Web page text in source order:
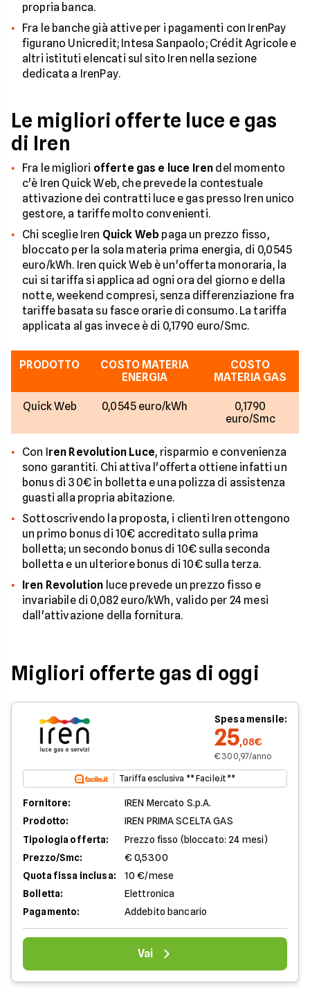
propria banca.
Fra le banche già attive per i pagamenti con IrenPay
figurano Unicredit; Intesa Sanpaolo; Crédit Agricole e
altri istituti elencati sul sito Iren nella sezione
dedicata a IrenPay.
Le migliori offerte luce e gas
di Iren
Fra le migliori offerte gas e luce Iren del momento
c'è Iren Quick Web, che prevede la contestuale
attivazione dei contratti luce e gas presso Iren unico
gestore, a tariffe molto convenienti.
Chi sceglie Iren Quick Web paga un prezzo fisso,
bloccato per la sola materia prima energia, di 0,0545
euro/kWh. Iren quick Web è un'offerta monoraria, la
cui si tariffa si applica ad ogni ora del giorno e della
notte, weekend compresi, senza differenziazione fra
tariffe basata su fasce orarie di consumo. La tariffa
applicata al gas invece è di 0,1790 euro/Smc.
PRODOTTO
COSTO MATERIA
ENERGIA
COSTO
MATERIA GAS
Quick Web 0,0545 euro/kWh
0,1790
euro/Smc
Con I ren Revolution Luce, risparmio e convenienza
sono garantiti. Chi attiva l'offerta ottiene infatti un
bonus di 30€ in bolletta e una polizza di assistenza
guasti alla propria abitazione.
Sottoscrivendo la proposta, i clienti Iren ottengono
un primo bonus di 10€ accreditato sulla prima
bolletta; un secondo bonus di 10€ sulla seconda
bolletta e un ulteriore bonus di 10€ sulla terza.
Iren Revolution luce prevede un prezzo fisso e
invariabile di 0,082 euro/kWh, valido per 24 mesi
dall'attivazione della fornitura.
Migliori offerte gas di oggi
Spesa mensile:
25,08€
€ 300,97/anno
Tariffa esclusiva ** Facile.it **
Fornitore:
IREN Mercato S.p.A.
Prodotto:
IREN PRIMA SCELTA GAS
Tipologia offerta:
Prezzo fisso (bloccato: 24 mesi)
Prezzo/Smc:
€ 0,5300
Quota fissa inclusa:
10 €/mese
Bolletta:
Elettronica
Pagamento:
Addebito bancario
Vai